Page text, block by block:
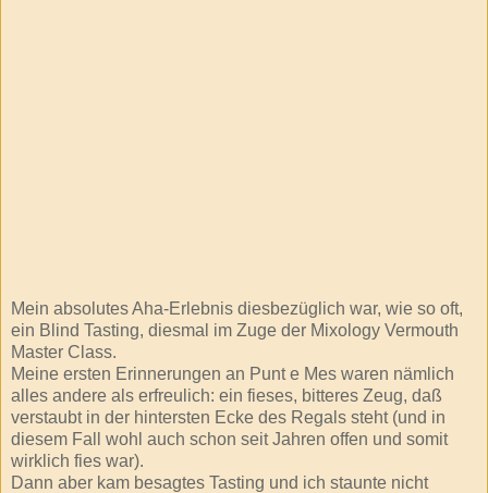
Mein absolutes Aha-Erlebnis diesbezüglich war, wie so oft,
ein Blind Tasting, diesmal im Zuge der Mixology Vermouth
Master Class.
Meine ersten Erinnerungen an Punt e Mes waren nämlich
alles andere als erfreulich: ein fieses, bitteres Zeug, daß
verstaubt in der hintersten Ecke des Regals steht (und in
diesem Fall wohl auch schon seit Jahren offen und somit
wirklich fies war).
Dann aber kam besagtes Tasting und ich staunte nicht